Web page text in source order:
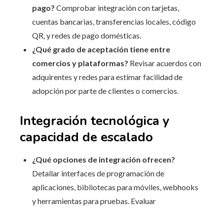
pago? Comprobar integración con tarjetas,
cuentas bancarias, transferencias locales, código
QR, y redes de pago domésticas.
¿Qué grado de aceptación tiene entre
comercios y plataformas? Revisar acuerdos con
adquirentes y redes para estimar facilidad de
adopción por parte de clientes o comercios.
Integración tecnológica y
capacidad de escalado
¿Qué opciones de integración ofrecen?
Detallar interfaces de programación de
aplicaciones, bibliotecas para móviles, webhooks
y herramientas para pruebas. Evaluar